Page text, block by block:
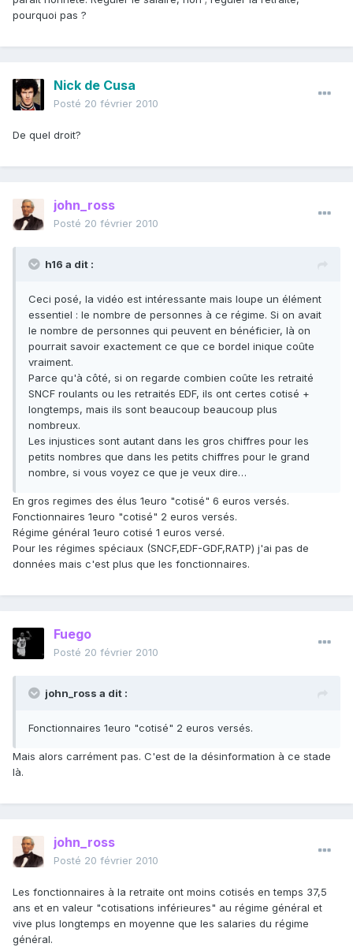
pourquoi pas ?
Nick de Cusa
Posté 20 février 2010
De quel droit?
john_ross
Posté 20 février 2010
h16 a dit :
Ceci posé, la vidéo est intéressante mais loupe un élément
essentiel : le nombre de personnes à ce régime. Si on avait
le nombre de personnes qui peuvent en bénéficier, là on
pourrait savoir exactement ce que ce bordel inique coûte
vraiment.
Parce qu'à côté, si on regarde combien coûte les retraité
SNCF roulants ou les retraités EDF, ils ont certes cotisé +
longtemps, mais ils sont beaucoup beaucoup plus
nombreux.
Les injustices sont autant dans les gros chiffres pour les
petits nombres que dans les petits chiffres pour le grand
nombre, si vous voyez ce que je veux dire…
En gros regimes des élus 1euro "cotisé" 6 euros versés.
Fonctionnaires 1euro "cotisé" 2 euros versés.
Régime général 1euro cotisé 1 euros versé.
Pour les régimes spéciaux (SNCF,EDF-GDF,RATP) j'ai pas de
données mais c'est plus que les fonctionnaires.
Fuego
Posté 20 février 2010
john_ross a dit :
Fonctionnaires 1euro "cotisé" 2 euros versés.
Mais alors carrément pas. C'est de la désinformation à ce stade
là.
john_ross
Posté 20 février 2010
Les fonctionnaires à la retraite ont moins cotisés en temps 37,5
ans et en valeur "cotisations inférieures" au régime général et
vive plus longtemps en moyenne que les salaries du régime
général.